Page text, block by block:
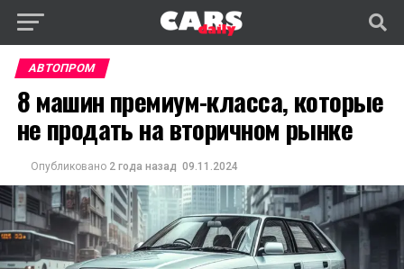
АВТОПРОМ
8 машин премиум-класса, которые
не продать на вторичном рынке
Опубликовано 2 года назад 09.11.2024